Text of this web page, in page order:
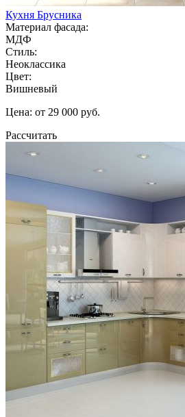
Кухня Брусника
Материал фасада:
МДФ
Стиль:
Неоклассика
Цвет:
Вишневый
Цена: от 29 000 руб.
Рассчитать